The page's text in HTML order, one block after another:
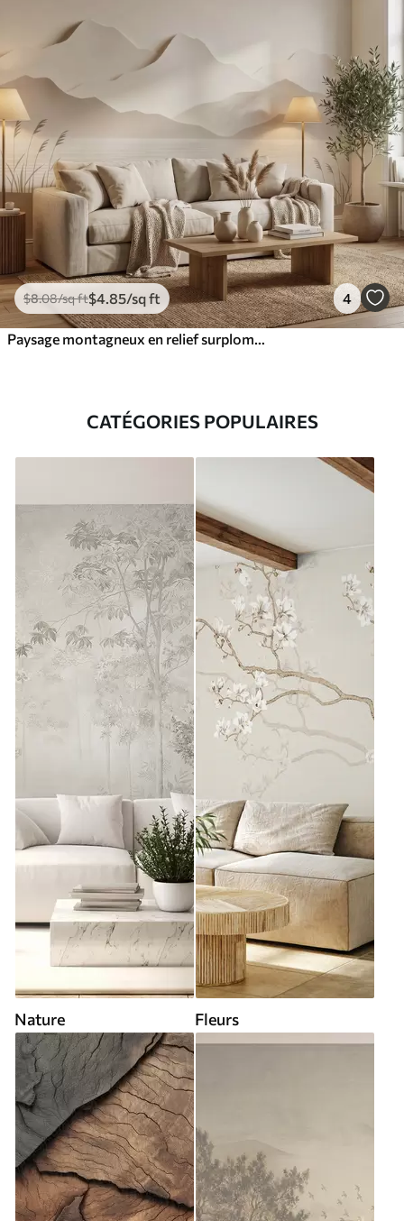
$8.08/sq ft$4 .85/sq ft 4
CATÉGORIES POPULAIRES
Nature Fleurs